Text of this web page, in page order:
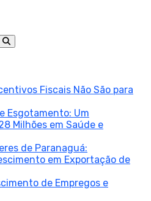
Fiscais Não São para
Esgotamento: Um
Milhões em Saúde e
de Paranaguá:
em Exportação de
de Empregos e